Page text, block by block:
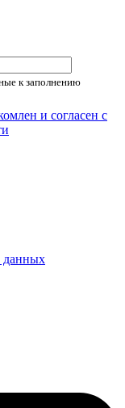
к заполнению
и согласен с
данных